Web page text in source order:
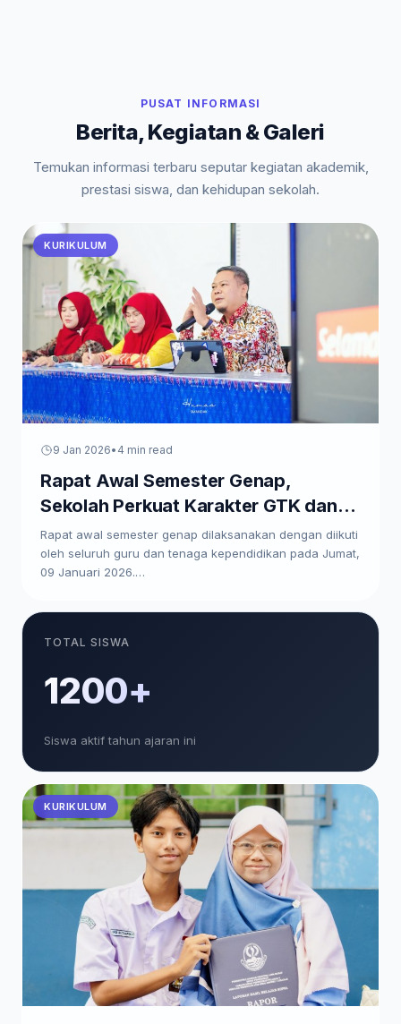
PUSAT INFORMASI
Berita, Kegiatan & Galeri
Temukan informasi terbaru seputar kegiatan akademik,
prestasi siswa, dan kehidupan sekolah.
KURIKULUM
9 Jan 2026• 4 min read
Rapat Awal Semester Genap,
Sekolah Perkuat Karakter GTK dan
Paparkan Program Kerja
Rapat awal semester genap dilaksanakan dengan diikuti
oleh seluruh guru dan tenaga kependidikan pada Jumat,
09 Januari 2026.…
TOTAL SISWA
1200+
Siswa aktif tahun ajaran ini
KURIKULUM